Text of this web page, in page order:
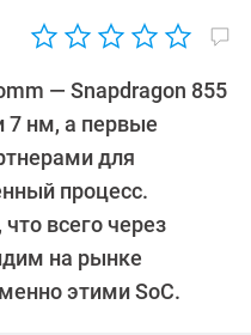
— Snapdragon 855
7 нм, а первые
для
процесс.
всего через
на рынке
этими SoC.